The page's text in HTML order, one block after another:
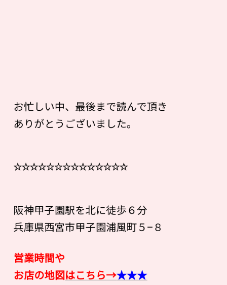
お忙しい中、最後まで読んで頂き
ありがとうございました。
☆☆☆☆☆☆☆☆☆☆☆☆☆☆
阪神甲子園駅を北に徒歩６分
兵庫県西宮市甲子園浦風町５−８
営業時間や
お店の地図はこちら→★★★